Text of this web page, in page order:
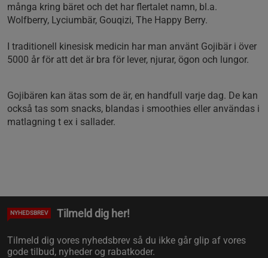
många kring bäret och det har flertalet namn, bl.a.
Wolfberry, Lyciumbär, Gouqizi, The Happy Berry.
I traditionell kinesisk medicin har man använt Gojibär i över
5000 år för att det är bra för lever, njurar, ögon och lungor.
Gojibären kan ätas som de är, en handfull varje dag. De kan
också tas som snacks, blandas i smoothies eller användas i
matlagning t ex i sallader.
NYHEDSBREV Tilmeld dig her!
Tilmeld dig vores nyhedsbrev så du ikke går glip af vores
gode tilbud, nyheder og rabatkoder.